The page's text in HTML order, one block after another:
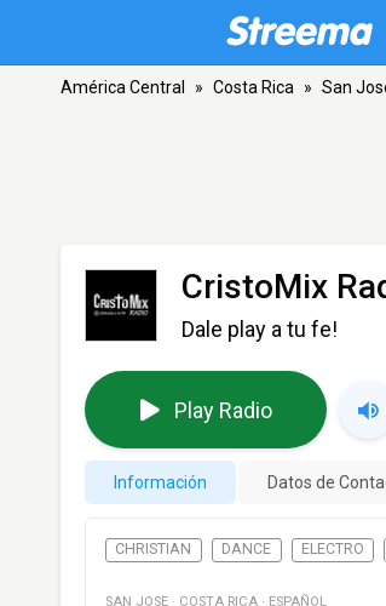
América Central » Costa Rica » San
CristoMix
Dale play a tu fe!
Play Radio
Información Datos de
CHRISTIAN DANCE ELECTRO
SAN JOSE · COSTA RICA · ESPAÑOL